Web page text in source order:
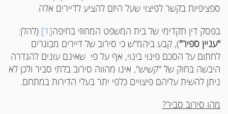
ספציפיות בקשר לפיצוי שעל היזם להציע לדיירים אלה.
בפסק דין תקדימי של בית המשפט המחוזי בחיפה[1]
(להלן:
"עניין ספיר"), קבע ביהמ"ש כי סירוב של דיירים מבוגרים
לחתום על הסכם פינוי בינוי, אף על פי שאינם עונים להגדרה
היבשה בחוק של "קשיש", אינו מהווה סירוב בלתי סביר ולכן לא
ניתן להשית עליהם פיצויים כלפי יתר בעלי הדירות במתחם.
מהו סירוב סביר?